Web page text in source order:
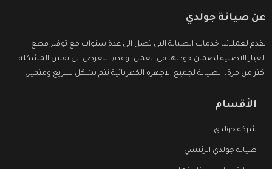
عن صيانة جولدي
نقدم لعملائنا خدمات الصيانة التى تصل الى عدة سنوات مع توفير قطع
الغيار الاصلية لضمان جودتها فى العمل، وعدم التعرض الى نفس المشكلة
اكثر من مرة، الصيانة لجميع الاجهزة الكهربائية تتم بشكل سريع ومتميز.
الأقسام
شركة جولدي
صيانة جولدي الرئيسي